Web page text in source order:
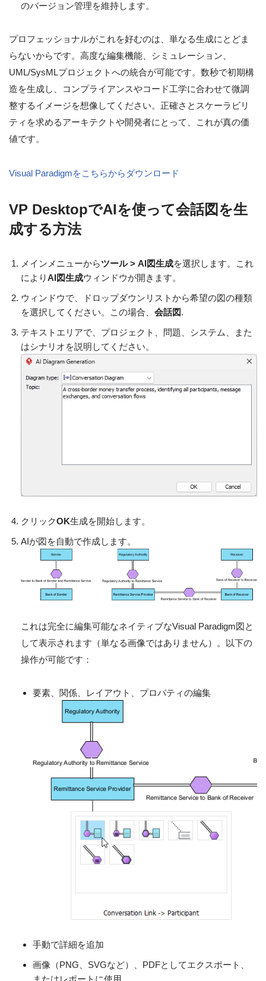
のバージョン管理を維持します。
プロフェッショナルがこれを好むのは、単なる生成にとどま
らないからです。高度な編集機能、シミュレーション、
UML/SysMLプロジェクトへの統合が可能です。数秒で初期構
造を生成し、コンプライアンスやコード工学に合わせて微調
整するイメージを想像してください。正確さとスケーラビリ
ティを求めるアーキテクトや開発者にとって、これが真の価
値です。
Visual Paradigmをこちらからダウンロード
VP DesktopでAIを使って会話図を生
成する方法
メインメニューからツール > AI図生成を選択します。これ
によりAI図生成ウィンドウが開きます。
ウィンドウで、ドロップダウンリストから希望の図の種類
を選択してください。この場合、 会話図.
テキストエリアで、プロジェクト、問題、システム、また
はシナリオを説明してください。
クリックOK生成を開始します。
AIが図を自動で作成します。
これは完全に編集可能なネイティブなVisual Paradigm図と
して表示されます（単なる画像ではありません）。以下の
操作が可能です：
要素、関係、レイアウト、プロパティの編集
手動で詳細を追加
画像（PNG、SVGなど）、PDFとしてエクスポート、
またはレポートに使用